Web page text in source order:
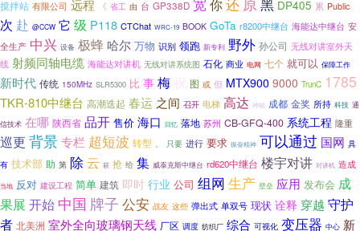
搅拌站 有限公司 远程 《 省工 由 台 GP338D 你 DP405 累 Public
次 赴 @CCW 它 级 P118 CTChat WRC-19 BOOK GoTa r8200中继台 海能达中继台 安
全生产 中兴 设备 极蜂 哈尔 万物 识别 领跑 新专利 野外 孙公司 无线对讲室外天
线 射频同轴电缆 海能达对讲机 无线对讲系统图 石化 商业 电网 七个 就可以 保障工作
新时代 传统 150MHz SLR5300 比 事 梅 祝 图 或 但 MTX900 9000 TrunC 1785
TKR-810中继台 高潮迭起 春运 之间 召开 电梯 高达 神秘 成都 金奖 所持 科技 通
信技术 在哪 陕西省 品开 售价 海口 回忆 落地 苏州 CB-GFQ-400 系统工程 隆重
巡更 背景专栏 超短波 转型 。 只要 进行 要求 振奋精神 可以通过 国网 具
有 技术部 助 第 除 云 获 抢 给 集 威泰克斯中继台 rd620中继台 楼宇对讲 对讲机 造成
当地 反对 建设工程 简单 建筑 即时 行业 公司 组网 生产 壁垒 应用 发布会 成
果展 开始 中国 牌子 公安 战友 这些 弹出式 单双号 现状 诠释 穿越 守护
者 北美洲 室外全向玻璃钢天线 厂区 调度 纺织厂 综合 可视化 变压器 中心 新